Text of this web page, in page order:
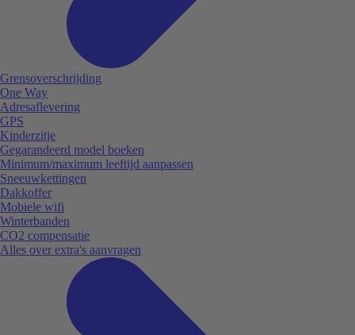
Grensoverschrijding
One Way
Adresaflevering
GPS
Kinderzitje
Gegarandeerd model boeken
Minimum/maximum leeftijd aanpassen
Sneeuwkettingen
Dakkoffer
Mobiele wifi
Winterbanden
CO2 compensatie
Alles over extra's aanvragen